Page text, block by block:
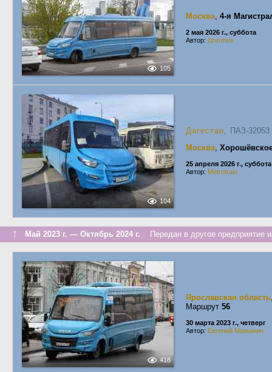
105
Москва, 4-я
2 мая 2026 г., суббота
Автор: 0zermos
104
Дагестан, ПАЗ-
Москва,
25 апреля 2026 г., суббота
Автор: Metrotrain
↑ Май 2023 г. — Октябрь 2024 г. Передан в другое предприятие
418
Ярославская область
Маршрут 56
30 марта 2023 г., четверг
Автор: Евгений Мамыкин